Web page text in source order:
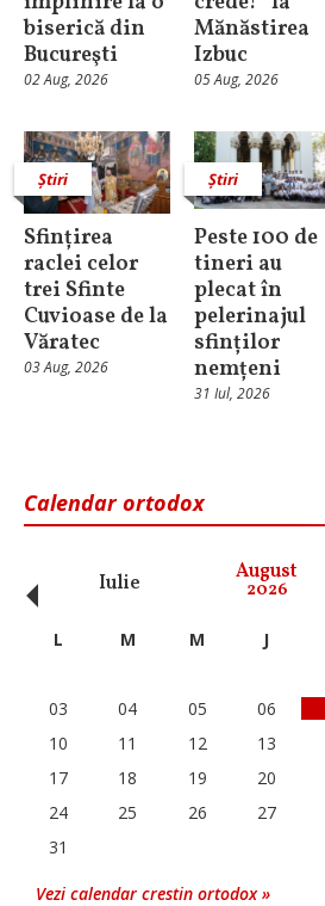
biserică din
Bucureşti
02 Aug, 2026
Mănăstirea
Izbuc
05 Aug, 2026
Știri
Sfințirea
raclei celor
trei Sfinte
Cuvioase de la
Văratec
03 Aug, 2026
Știri
Peste 100 de
tineri au
plecat în
pelerinajul
sfinților
nemțeni
31 Iul, 2026
Calendar ortodox
Iulie August
2026
‹ L M M J
03
04 05 06
10
11 12 13
17
18 19 20
24
25 26 27
31
Vezi calendar crestin ortodox »